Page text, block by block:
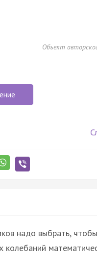
Объект
надо выбрать, чтобы
колебаний